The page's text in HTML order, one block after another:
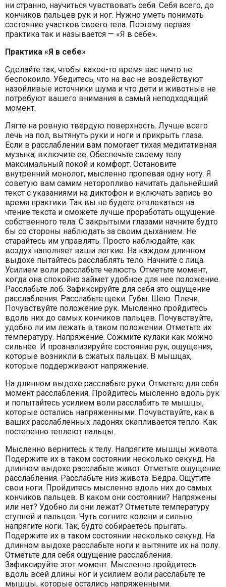
ни странно, научиться чувствовать себя. Себя всего, до
кончиков пальцев рук и ног. Нужно уметь понимать
состояние участков своего тела. Поэтому первая
практика так и называется — «Я в себе».
Практика «Я в себе»
Сделайте так, чтобы какое-то время вас ничто не
беспокоило. Убедитесь, что на вас не воздействуют
назойливые источники шума и что дети и животные не
потребуют вашего внимания в самый неподходящий
момент.
Лягте на ровную твердую поверхность. Лучше всего
лечь на пол, вытянуть руки и ноги и прикрыть глаза.
Если в расслаблении вам помогает тихая медитативная
музыка, включите ее. Обеспечьте своему телу
максимальный покой и комфорт. Остановите
внутренний монолог, мысленно пропевая одну ноту. Я
советую вам самим неторопливо начитать дальнейший
текст с указаниями на диктофон и включать запись во
время практики. Так вы не будете отвлекаться на
чтение текста и сможете лучше проработать ощущение
собственного тела. С закрытыми глазами начните будто
бы со стороны наблюдать за своим дыханием. Не
старайтесь им управлять. Просто наблюдайте, как
воздух наполняет ваши легкие. На каждом длинном
выдохе пытайтесь расслаблять тело. Начните с лица.
Усилием воли расслабьте челюсть. Отметьте момент,
когда она спокойно займет удобное для нее положение.
Расслабьте лоб. Зафиксируйте для себя это ощущение
расслабления. Расслабьте щеки. Губы. Шею. Плечи.
Почувствуйте положение рук. Мысленно пройдитесь
вдоль них до самых кончиков пальцев. Почувствуйте,
удобно ли им лежать в таком положении. Отметьте их
температуру. Напряжение. Сожмите кулаки как можно
сильнее. И проанализируйте состояние рук, ощущения,
которые возникли в сжатых пальцах. В мышцах,
которые поддерживают напряжение.
На длинном выдохе расслабьте руки. Отметьте для себя
момент расслабления. Пройдитесь мысленно вдоль рук
и попытайтесь усилием воли расслабить те мышцы,
которые остались напряженными. Почувствуйте, как в
ваших расслабленных ладонях скапливается тепло. Как
постепенно теплеют пальцы.
Мысленно вернитесь к телу. Напрягите мышцы живота.
Подержите их в таком состоянии несколько секунд. На
длинном выдохе расслабьте живот. Отметьте ощущение
расслабления. Расслабьте низ живота. Бедра. Ощутите
свои ноги. Пройдитесь мысленно вдоль них до самых
кончиков пальцев. В каком они состоянии? Напряжены
или нет? Удобно ли они лежат? Отметьте температуру
ступней и пальцев. Чуть согните колени и сильно
напрягите ноги. Так, будто собираетесь прыгать.
Подержите их в таком состоянии несколько секунд. На
длинном выдохе расслабьте ноги и вытяните их на полу.
Отметьте для себя ощущение расслабления.
Зафиксируйте этот момент. Мысленно пройдитесь
вдоль всей длины ног и усилием воли расслабьте те
мышцы, которые остались напряженными.